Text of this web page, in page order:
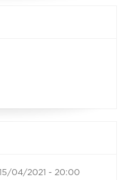
04/2021 - 20:00